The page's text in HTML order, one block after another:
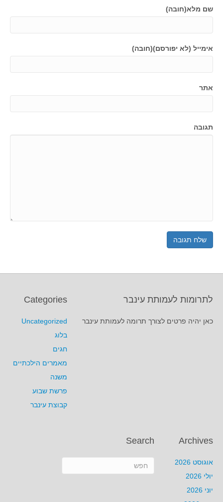
שם מלא(חובה)
אימייל (לא יפורסם)(חובה)
אתר
תגובה
לתרומות לעמותת עינבר
כאן יהיה פרטים לצורך תרומה לעמותת עינבר
Categories
Uncategorized
בלוג
חגים
מאמרים הילכתיים
משנה
פרשת שבוע
קבוצת עינבר
Archives
אוגוסט 2026
יולי 2026
יוני 2026
Search